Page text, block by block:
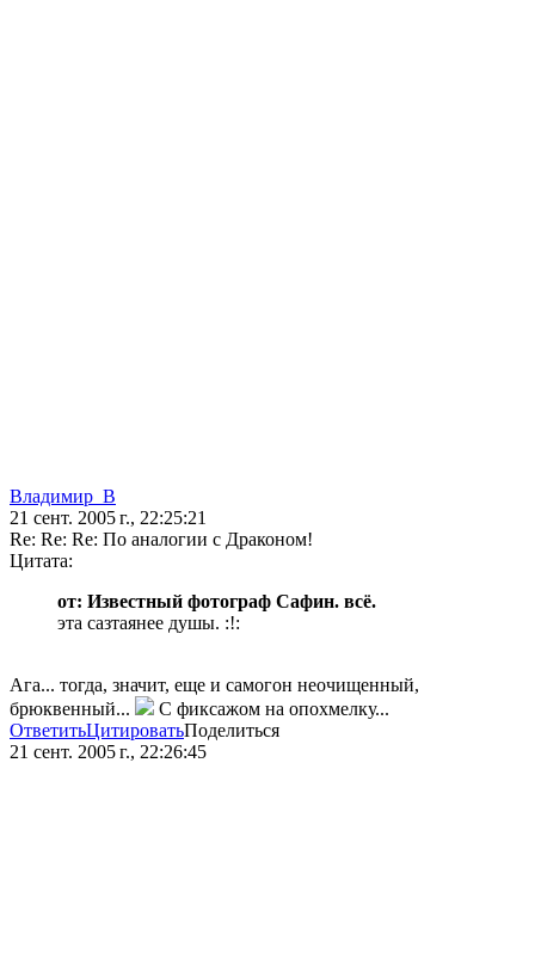
Владимир_В
21 сент. 2005 г., 22:25:21
Re: Re: Re: По аналогии с Драконом!
Цитата:
от: Известный фотограф Сафин. всё.
эта сазтаянее душы. :!:
Ага... тогда, значит, еще и самогон неочищенный,
брюквенный...
С фиксажом на опохмелку...
ОтветитьЦитироватьПоделиться
21 сент. 2005 г., 22:26:45